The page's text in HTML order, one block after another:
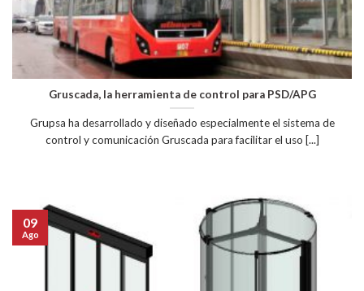
Gruscada, la herramienta de control para PSD/APG
Grupsa ha desarrollado y diseñado especialmente el sistema de
control y comunicación Gruscada para facilitar el uso [...]
09
Ago